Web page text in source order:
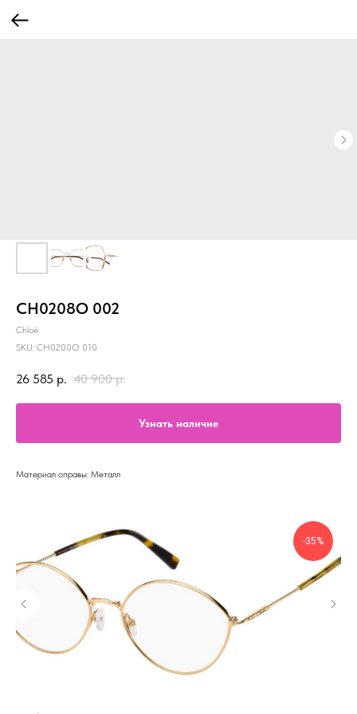
CH0208O 002
Chloé
SKU: CH0200O 010
26 585 р. 40 900 р.
Узнать наличие
Материал оправы: Металл
-35%